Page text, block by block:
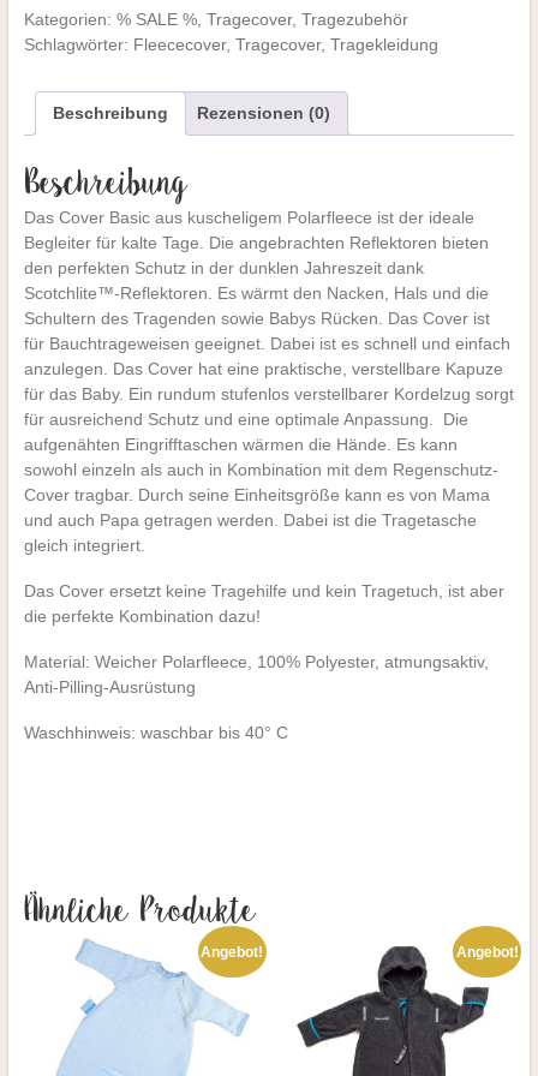
Basic
marine
Kategorien: % SALE %, Tragecover, Tragezubehör
Schlagwörter: Fleececover, Tragecover, Tragekleidung
Beschreibung Rezensionen (0)
Beschreibung
Das Cover Basic aus kuscheligem Polarfleece ist der ideale
Begleiter für kalte Tage. Die angebrachten Reflektoren bieten
den perfekten Schutz in der dunklen Jahreszeit dank
Scotchlite™-Reflektoren. Es wärmt den Nacken, Hals und die
Schultern des Tragenden sowie Babys Rücken. Das Cover ist
für Bauchtrageweisen geeignet. Dabei ist es schnell und einfach
anzulegen. Das Cover hat eine praktische, verstellbare Kapuze
für das Baby. Ein rundum stufenlos verstellbarer Kordelzug sorgt
für ausreichend Schutz und eine optimale Anpassung. Die
aufgenähten Eingrifftaschen wärmen die Hände. Es kann
sowohl einzeln als auch in Kombination mit dem Regenschutz-
Cover tragbar. Durch seine Einheitsgröße kann es von Mama
und auch Papa getragen werden. Dabei ist die Tragetasche
gleich integriert.
Das Cover ersetzt keine Tragehilfe und kein Tragetuch, ist aber
die perfekte Kombination dazu!
Material: Weicher Polarfleece, 100% Polyester, atmungsaktiv,
Anti-Pilling-Ausrüstung
Waschhinweis: waschbar bis 40° C
Ähnliche Produkte
Angebot! Angebot!